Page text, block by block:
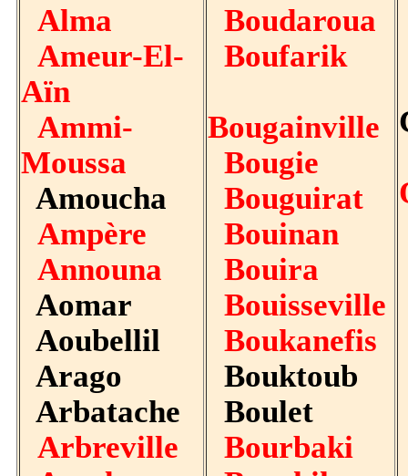
Alma
Ameur-El-
Aïn
Ammi-
Moussa
Amoucha
Ampère
Announa
Aomar
Aoubellil
Arago
Arbatache
Arbreville
Boudaroua
Boufarik
Bougainville
Bougie
Bouguirat
Bouinan
Bouira
Bouisseville
Boukanefis
Bouktoub
Boulet
Bourbaki